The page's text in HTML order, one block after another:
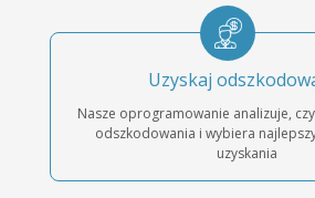
Uzyskaj
Nasze oprogramowanie analizuje,
odszkodowania i wybiera
uzyskania